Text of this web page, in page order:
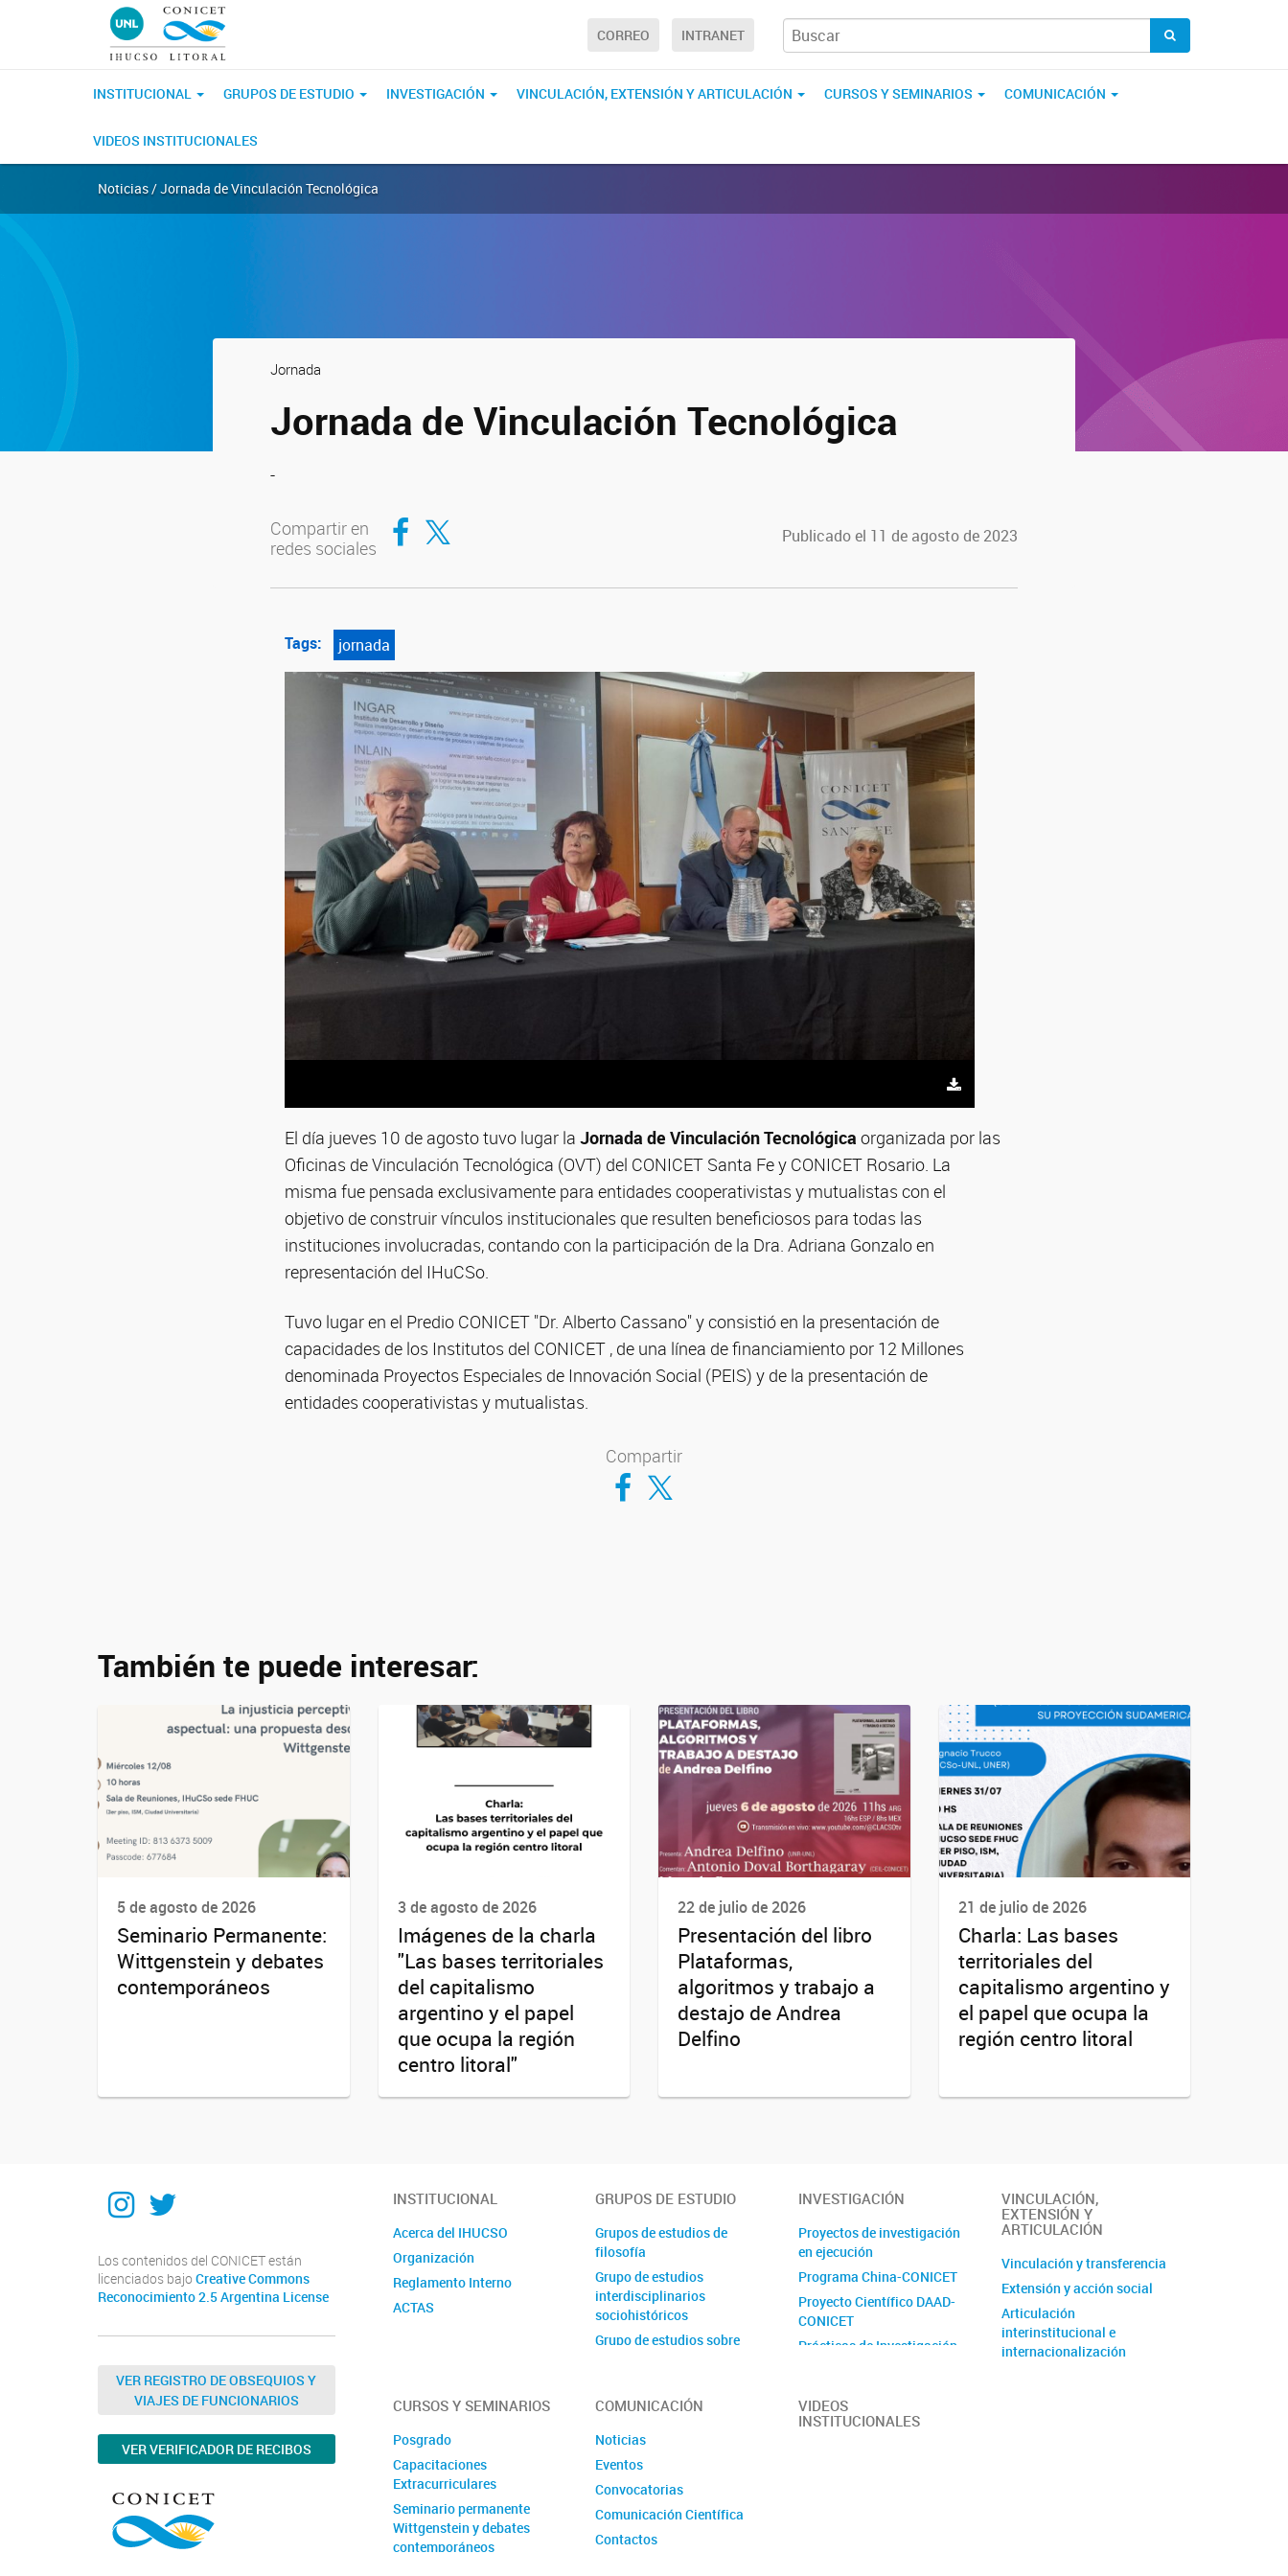
CORREO INTRANET
INSTITUCIONAL GRUPOS DE ESTUDIO INVESTIGACIÓN VINCULACIÓN, EXTENSIÓN Y ARTICULACIÓN CURSOS Y SEMINARIOS COMUNICACIÓN
VIDEOS INSTITUCIONALES
Noticias / Jornada de Vinculación Tecnológica
Jornada
Jornada de Vinculación Tecnológica
-
Compartir en
redes sociales
Compartir en Facebook
Compartir en Twitter Publicado el 11 de agosto de 2023
Tags: jornada
El día jueves 10 de agosto tuvo lugar la Jornada de Vinculación Tecnológica organizada por las
Oficinas de Vinculación Tecnológica (OVT) del CONICET Santa Fe y CONICET Rosario. La
misma fue pensada exclusivamente para entidades cooperativistas y mutualistas con el
objetivo de construir vínculos institucionales que resulten beneficiosos para todas las
instituciones involucradas, contando con la participación de la Dra. Adriana Gonzalo en
representación del IHuCSo.
Tuvo lugar en el Predio CONICET "Dr. Alberto Cassano" y consistió en la presentación de
capacidades de los Institutos del CONICET , de una línea de financiamiento por 12 Millones
denominada Proyectos Especiales de Innovación Social (PEIS) y de la presentación de
entidades cooperativistas y mutualistas.
Compartir
Compartir en Facebook
Compartir en Twitter
También te puede interesar:
5 de agosto de 2026
Seminario Permanente:
Wittgenstein y debates
contemporáneos
3 de agosto de 2026
Imágenes de la charla
"Las bases territoriales
del capitalismo
argentino y el papel
que ocupa la región
centro litoral"
22 de julio de 2026
Presentación del libro
Plataformas,
algoritmos y trabajo a
destajo de Andrea
Delfino
21 de julio de 2026
Charla: Las bases
territoriales del
capitalismo argentino y
el papel que ocupa la
región centro litoral
Instagram
Twitter
Los contenidos del CONICET están
licenciados bajo Creative Commons
Reconocimiento 2.5 Argentina License
VER REGISTRO DE OBSEQUIOS Y
VIAJES DE FUNCIONARIOS
VER VERIFICADOR DE RECIBOS
INSTITUCIONAL
Acerca del IHUCSO
Organización
Reglamento Interno
ACTAS
GRUPOS DE ESTUDIO
Grupos de estudios de
filosofía
Grupo de estudios
interdisciplinarios
sociohistóricos
Grupo de estudios sobre
estado, espacio y desarrollo
género, trabajo e innovación
Grupo de estudios sobre
institucionalización,
internacionalización y
INVESTIGACIÓN
Proyectos de investigación
en ejecución
Programa China-CONICET
Proyecto Científico DAAD-
CONICET
Prácticas de Investigación
VINCULACIÓN,
EXTENSIÓN Y
ARTICULACIÓN
Vinculación y transferencia
Extensión y acción social
Articulación
interinstitucional e
internacionalización
CURSOS Y SEMINARIOS
Posgrado
Capacitaciones
Extracurriculares
Seminario permanente
Wittgenstein y debates
contemporáneos
COMUNICACIÓN
Noticias
Eventos
Convocatorias
Comunicación Científica
Contactos
VIDEOS
INSTITUCIONALES